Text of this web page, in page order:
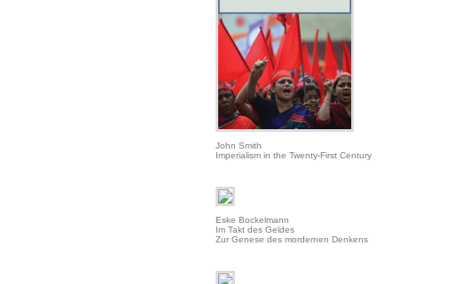
John Smith
Imperialism in the Twenty-First Century
Eske Bockelmann
Im Takt des Geldes
Zur Genese des mordernen Denkens